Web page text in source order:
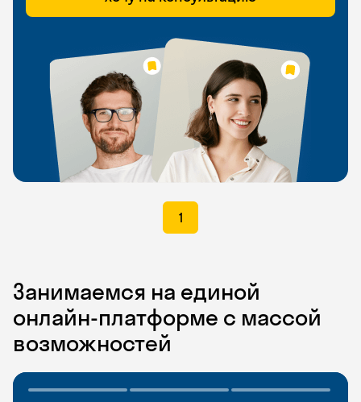
1
Занимаемся на единой
онлайн-платформе с массой
возможностей